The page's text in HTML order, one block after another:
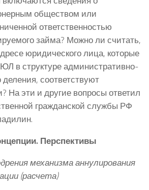
обществом или
ответственностью
займа? Можно ли считать,
юридического лица, которые
в структуре административно-
соответствуют
На эти и другие вопросы ответил
гражданской службы РФ
Перспективы
механизма аннулирования
(расчета)